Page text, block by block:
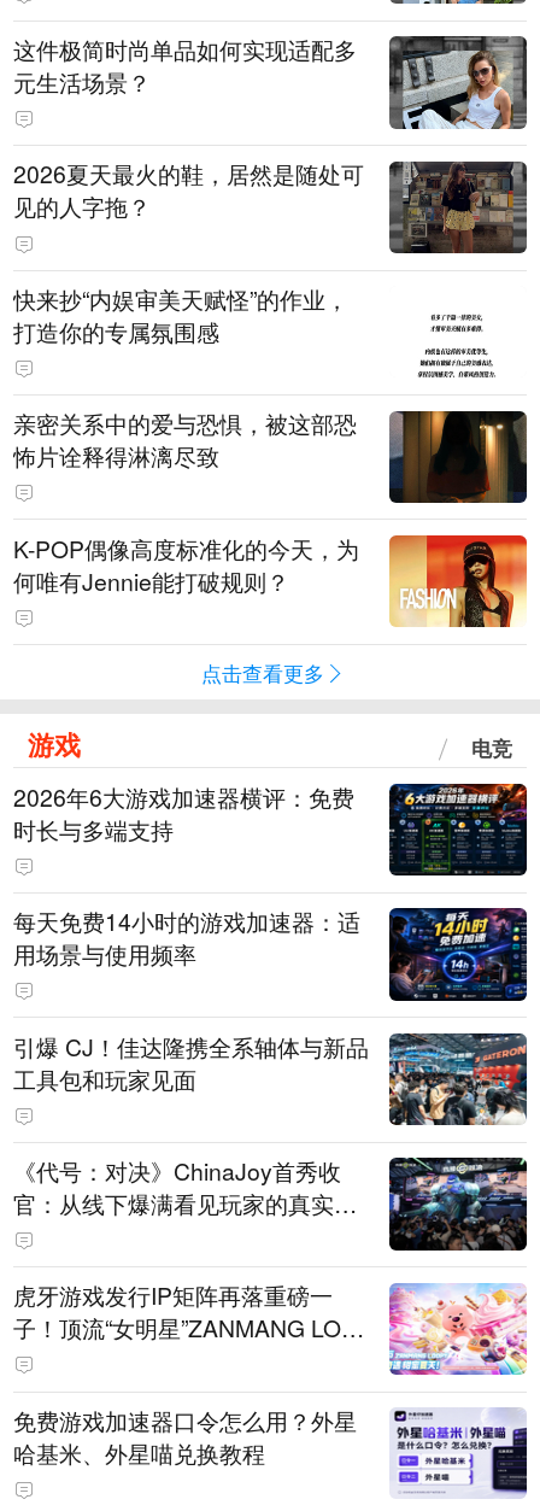
这件极简时尚单品如何实现适配多
元生活场景？
2026夏天最火的鞋，居然是随处可
见的人字拖？
快来抄“内娱审美天赋怪”的作业，
打造你的专属氛围感
亲密关系中的爱与恐惧，被这部恐
怖片诠释得淋漓尽致
K-POP偶像高度标准化的今天，为
何唯有Jennie能打破规则？
点击查看更多
游戏 电竞
2026年6大游戏加速器横评：免费
时长与多端支持
每天免费14小时的游戏加速器：适
用场景与使用频率
引爆 CJ！佳达隆携全系轴体与新品
工具包和玩家见面
《代号：对决》ChinaJoy首秀收
官：从线下爆满看见玩家的真实期
待
虎牙游戏发行IP矩阵再落重磅一
子！顶流“女明星”ZANMANG LOO
PY 正版3D消除手游《消消奇遇》
惊喜曝光
免费游戏加速器口令怎么用？外星
哈基米、外星喵兑换教程